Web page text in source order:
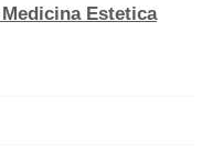
Estetica